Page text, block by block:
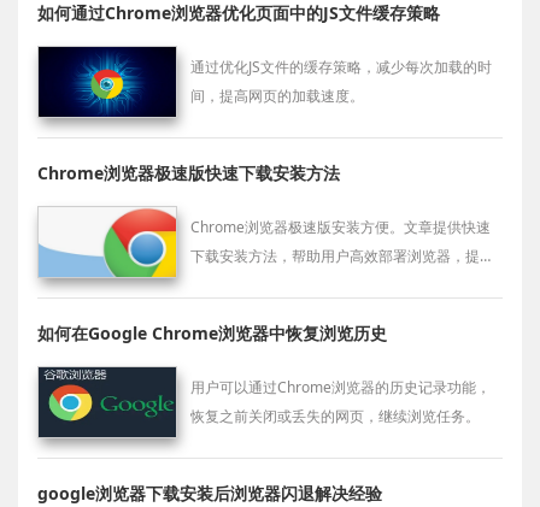
如何通过Chrome浏览器优化页面中的JS文件缓存策略
通过优化JS文件的缓存策略，减少每次加载的时
间，提高网页的加载速度。
Chrome浏览器极速版快速下载安装方法
Chrome浏览器极速版安装方便。文章提供快速
下载安装方法，帮助用户高效部署浏览器，提高
如何在Google Chrome浏览器中恢复浏览历史
用户可以通过Chrome浏览器的历史记录功能，
恢复之前关闭或丢失的网页，继续浏览任务。
google浏览器下载安装后浏览器闪退解决经验